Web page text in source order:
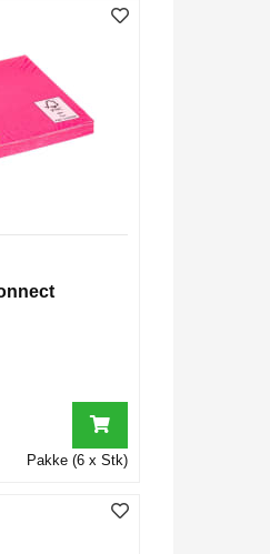
Pakke (6 x Stk)